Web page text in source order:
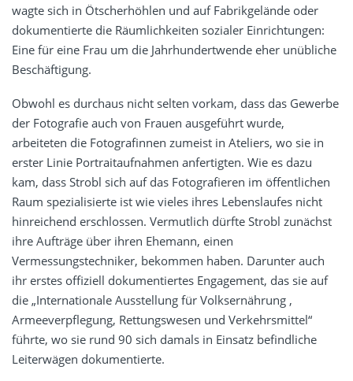
wagte sich in Ötscherhöhlen und auf Fabrikgelände oder
dokumentierte die Räumlichkeiten sozialer Einrichtungen:
Eine für eine Frau um die Jahrhundertwende eher unübliche
Beschäftigung.
Obwohl es durchaus nicht selten vorkam, dass das Gewerbe
der Fotografie auch von Frauen ausgeführt wurde,
arbeiteten die Fotografinnen zumeist in Ateliers, wo sie in
erster Linie Portraitaufnahmen anfertigten. Wie es dazu
kam, dass Strobl sich auf das Fotografieren im öffentlichen
Raum spezialisierte ist wie vieles ihres Lebenslaufes nicht
hinreichend erschlossen. Vermutlich dürfte Strobl zunächst
ihre Aufträge über ihren Ehemann, einen
Vermessungstechniker, bekommen haben. Darunter auch
ihr erstes offiziell dokumentiertes Engagement, das sie auf
die „Internationale Ausstellung für Volksernährung ,
Armeeverpflegung, Rettungswesen und Verkehrsmittel“
führte, wo sie rund 90 sich damals in Einsatz befindliche
Leiterwägen dokumentierte.